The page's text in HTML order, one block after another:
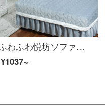
ふわふわ悦坊ソファクッションセット冬毛绒ソファカバーカバーカバーカバーカバー厚い保温欧風ソファクッションカスタマイズできる思い出-灰色80*240+15 cm垂れ下がり一面
¥1037~